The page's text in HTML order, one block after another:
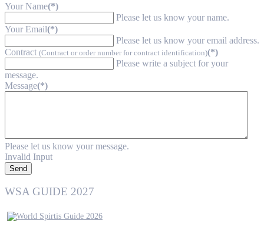
Your Name(*)
Please let us know your name.
Your Email(*)
Please let us know your email address.
Contract (Contract or order number for contract identification)(*)
Please write a subject for your
message.
Message(*)
Please let us know your message.
Invalid Input
Send
WSA GUIDE 2027